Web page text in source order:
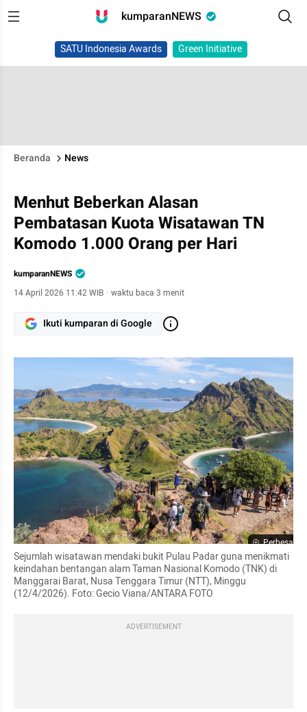
kumparanNEWS
SATU Indonesia Awards Green Initiative
Beranda News
Menhut Beberkan Alasan
Pembatasan Kuota Wisatawan TN
Komodo 1.000 Orang per Hari
kumparanNEWS
14 April 2026 11:42 WIB · waktu baca 3 menit
Ikuti kumparan di Google
Perbesar
Sejumlah wisatawan mendaki bukit Pulau Padar guna menikmati
keindahan bentangan alam Taman Nasional Komodo (TNK) di
Manggarai Barat, Nusa Tenggara Timur (NTT), Minggu
(12/4/2026). Foto: Gecio Viana/ANTARA FOTO
ADVERTISEMENT